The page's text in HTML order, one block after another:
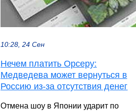
10:28, 24 Сен
Нечем платить Орсеру:
Медведева может вернуться в
Россию из-за отсутствия денег
Отмена шоу в Японии ударит по